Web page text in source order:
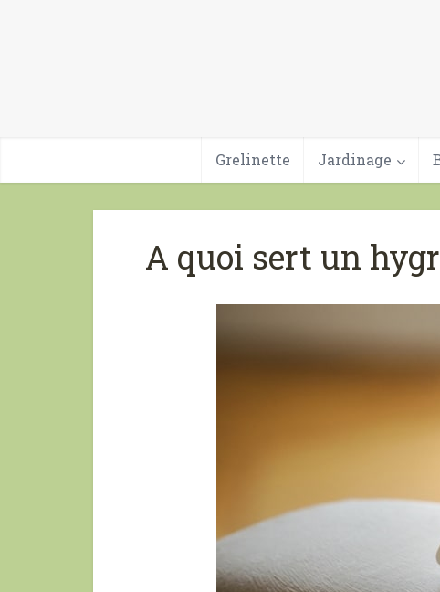
Grelinette Jardinage
A quoi sert un